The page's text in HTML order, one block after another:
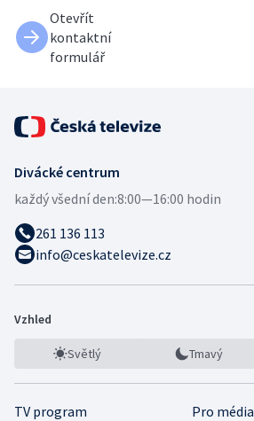
Otevřít
kontaktní
formulář
Divácké centrum
každý všední den:8:00—16:00 hodin
261 136 113
info@ceskatelevize.cz
Vzhled
Světlý Tmavý
TV program Pro média